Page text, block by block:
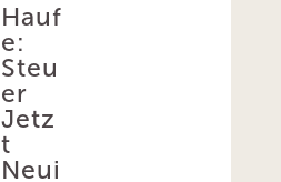
Hauf
e:
Steu
er
Jetz
t
Neui